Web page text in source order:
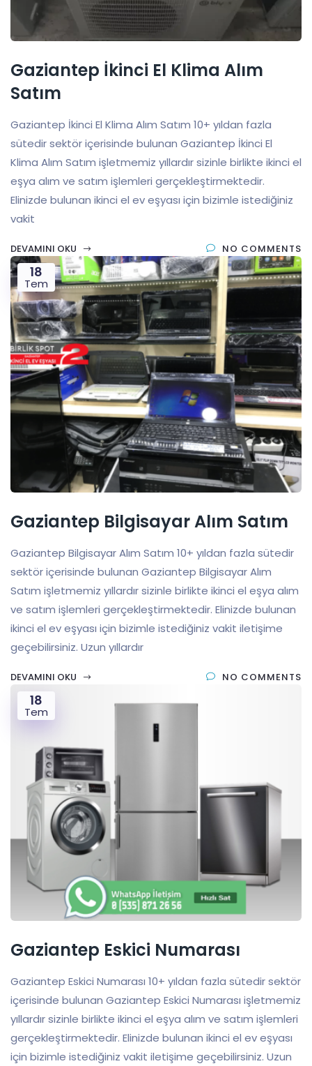
Gaziantep İkinci El Klima Alım
Satım
Gaziantep İkinci El Klima Alım Satım 10+ yıldan fazla
sütedir sektör içerisinde bulunan Gaziantep İkinci El
Klima Alım Satım işletmemiz yıllardır sizinle birlikte ikinci el
eşya alım ve satım işlemleri gerçekleştirmektedir.
Elinizde bulunan ikinci el ev eşyası için bizimle istediğiniz
vakit
DEVAMINI OKU NO COMMENTS
18
Tem
Gaziantep Bilgisayar Alım Satım
Gaziantep Bilgisayar Alım Satım 10+ yıldan fazla sütedir
sektör içerisinde bulunan Gaziantep Bilgisayar Alım
Satım işletmemiz yıllardır sizinle birlikte ikinci el eşya alım
ve satım işlemleri gerçekleştirmektedir. Elinizde bulunan
ikinci el ev eşyası için bizimle istediğiniz vakit iletişime
geçebilirsiniz. Uzun yıllardır
DEVAMINI OKU NO COMMENTS
18
Tem
Gaziantep Eskici Numarası
Gaziantep Eskici Numarası 10+ yıldan fazla sütedir sektör
içerisinde bulunan Gaziantep Eskici Numarası işletmemiz
yıllardır sizinle birlikte ikinci el eşya alım ve satım işlemleri
gerçekleştirmektedir. Elinizde bulunan ikinci el ev eşyası
için bizimle istediğiniz vakit iletişime geçebilirsiniz. Uzun